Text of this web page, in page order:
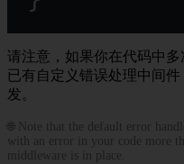
请注意，如果你在代码中
已有自定义错误处理中间
发。
🌐 Note that the default error
with an error in your code more
middleware is in place.